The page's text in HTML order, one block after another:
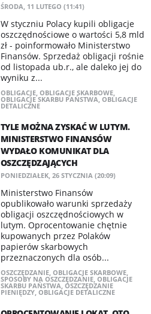
ŚRODA, 11 LUTEGO (11:41)
W styczniu Polacy kupili obligacje
oszczędnościowe o wartości 5,8 mld
zł - poinformowało Ministerstwo
Finansów. Sprzedaż obligacji rośnie
od listopada ub.r., ale daleko jej do
wyniku z...
OBLIGACJE, OBLIGACJE SKARBOWE,
OBLIGACJE SKARBU PAŃSTWA, OBLIGACJE
DETALICZNE
TYLE MOŻNA ZYSKAĆ W LUTYM.
MINISTERSTWO FINANSÓW
WYDAŁO KOMUNIKAT DLA
OSZCZĘDZAJĄCYCH
PONIEDZIAŁEK, 26 STYCZNIA (20:09)
Ministerstwo Finansów
opublikowało warunki sprzedaży
obligacji oszczędnościowych w
lutym. Oprocentowanie chętnie
kupowanych przez Polaków
papierów skarbowych
przeznaczonych dla osób...
OSZCZĘDZANIE, OBLIGACJE SKARBOWE,
SPOSOBY NA OSZCZĘDZANIE, OBLIGACJE
SKARBU PAŃSTWA, OSZCZĘDZANIE
PIENIĘDZY, OBLIGACJE DETALICZNE